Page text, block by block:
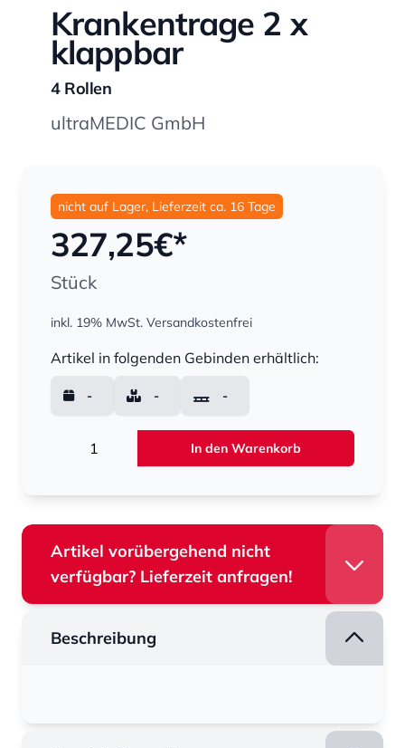
Krankentrage 2 x
klappbar
4 Rollen
ultraMEDIC GmbH
nicht auf Lager, Lieferzeit ca. 16 Tage
327,25€*
Stück
inkl. 19% MwSt. Versandkostenfrei
Artikel in folgenden Gebinden erhältlich:
- - -
In den Warenkorb
Artikel vorübergehend nicht
verfügbar? Lieferzeit anfragen!
Beschreibung